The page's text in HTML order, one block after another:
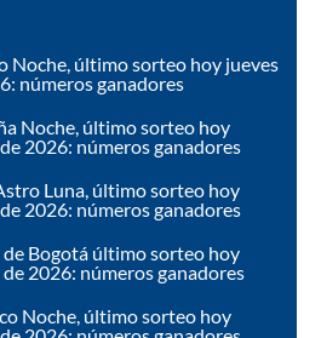
Noche, último sorteo hoy jueves
números ganadores
Noche, último sorteo hoy
2026: números ganadores
Luna, último sorteo hoy
2026: números ganadores
Bogotá último sorteo hoy
de 2026: números ganadores
Noche, último sorteo hoy